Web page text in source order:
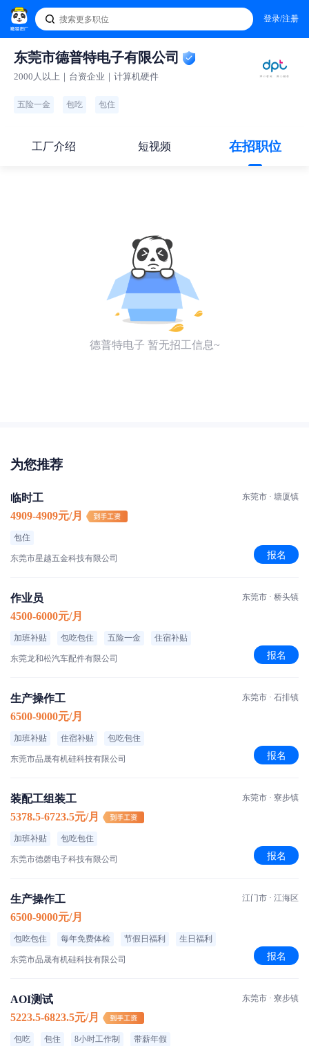
登录/注册
东莞市德普特电子有限公司
2000人以上｜台资企业｜计算机硬件
五险一金 包吃 包住
工厂介绍 短视频 在招职位
德普特电子 暂无招工信息~
为您推荐
临时工
4909-4909元/月
包住
东莞市星越五金科技有限公司
东莞市 · 塘厦镇
报名
作业员
4500-6000元/月
加班补贴 包吃包住 五险一金 住宿补贴
东莞龙和松汽车配件有限公司
东莞市 · 桥头镇
报名
生产操作工
6500-9000元/月
加班补贴 住宿补贴 包吃包住
东莞市品晟有机硅科技有限公司
东莞市 · 石排镇
报名
装配工组装工
5378.5-6723.5元/月
加班补贴 包吃包住
东莞市德磬电子科技有限公司
东莞市 · 寮步镇
报名
生产操作工
6500-9000元/月
包吃包住 每年免费体检 节假日福利 生日福利
东莞市品晟有机硅科技有限公司
江门市 · 江海区
报名
AOI测试
5223.5-6823.5元/月
包吃 包住 8小时工作制 带薪年假
东莞市 · 寮步镇